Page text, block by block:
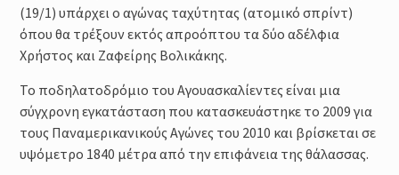
(19/1) υπάρχει ο αγώνας ταχύτητας (ατομικό σπρίντ)
όπου θα τρέξουν εκτός απροόπτου τα δύο αδέλφια
Χρήστος και Ζαφείρης Βολικάκης.
Το ποδηλατοδρόμιο του Αγουασκαλίεντες είναι μια
σύγχρονη εγκατάσταση που κατασκευάστηκε το 2009 για
τους Παναμερικανικούς Αγώνες του 2010 και βρίσκεται σε
υψόμετρο 1840 μέτρα από την επιφάνεια της θάλασσας.